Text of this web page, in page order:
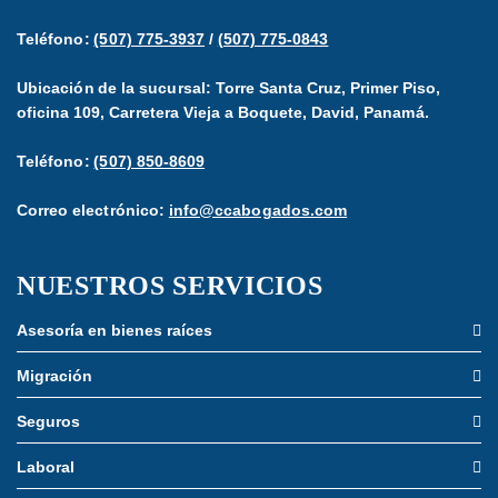
Teléfono:(507) 775-3937 / (507) 775-0843
Ubicación de la sucursal: Torre Santa Cruz, Primer Piso,
oficina 109, Carretera Vieja a Boquete, David, Panamá.
Teléfono:(507) 850-8609
Correo electrónico: info@ccabogados.com
NUESTROS SERVICIOS
Asesoría en bienes raíces
Migración
Seguros
Laboral